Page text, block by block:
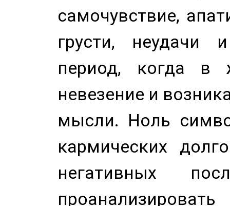
самочувствие,
грусти, неудачи
период, когда в
невезение и
мысли. Ноль
кармических
негативных